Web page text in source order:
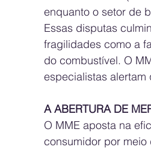
enquanto o setor de
Essas disputas
fragilidades como a
do combustível. O
especialistas
A ABERTURA DE
O MME aposta na
consumidor por